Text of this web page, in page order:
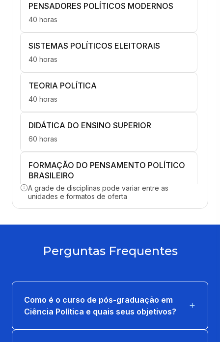
PENSADORES POLÍTICOS MODERNOS
40 horas
SISTEMAS POLÍTICOS ELEITORAIS
40 horas
TEORIA POLÍTICA
40 horas
DIDÁTICA DO ENSINO SUPERIOR
60 horas
FORMAÇÃO DO PENSAMENTO POLÍTICO
BRASILEIRO
40 horas
DESENV SOCIAL
SOCIEDADE E ESTADO: PODER E EST.
DEMOCRÁTICO DE DIR
20 horas
A grade de disciplinas pode variar entre as
unidades e formatos de oferta
Perguntas Frequentes
Como é o curso de pós-graduação em
Ciência Política e quais seus objetivos?